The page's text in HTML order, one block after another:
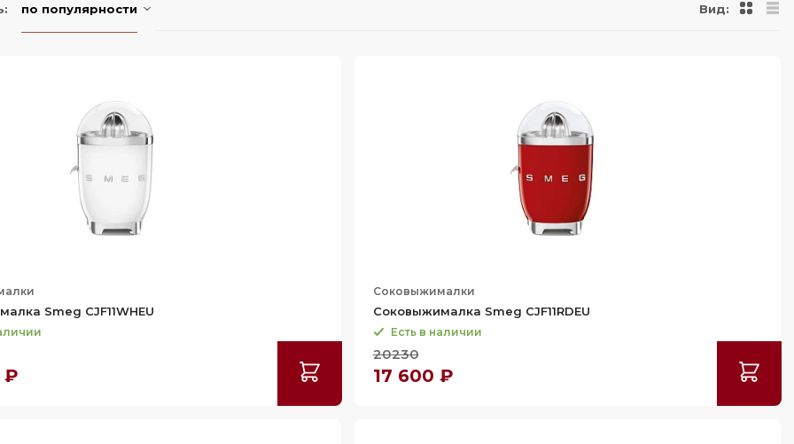
по популярности Вид:
Smeg CJF11WHEU
₽
Соковыжималки
Соковыжималка Smeg CJF11RDEU
Есть в наличии
20230
17 600 ₽